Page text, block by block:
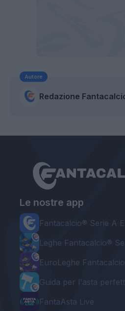
Autore
Redazione
Le nostre app
Fantacalcio® Serie A
Leghe Fantacalcio®
EuroLeghe
Guida per l'asta
FantaAsta Live